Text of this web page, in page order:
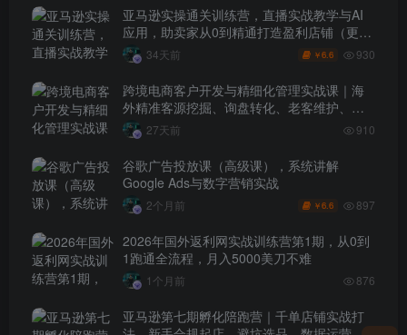
亚马逊实操通关训练营，直播实战教学与AI
应用，助卖家从0到精通打造盈利店铺（更新
7月3日）
34天前 ￥6.6 930
跨境电商客户开发与精细化管理实战课｜海
外精准客源挖掘、询盘转化、老客维护、客
户分层全流程落地教程
27天前 910
谷歌广告投放课（高级课），系统讲解
Google Ads与数字营销实战
2个月前 ￥6.6 897
2026年国外返利网实战训练营第1期，从0到
1跑通全流程，月入5000美刀不难
1个月前 876
亚马逊第七期孵化陪跑营｜千单店铺实战打